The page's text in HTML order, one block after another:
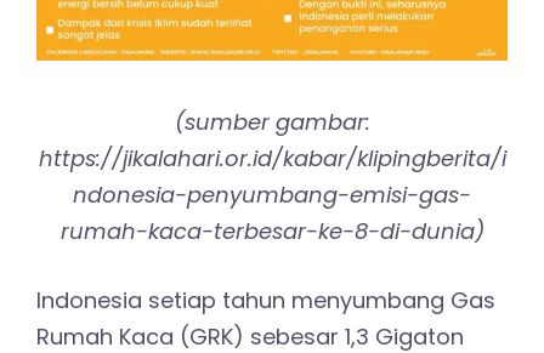
(sumber gambar:
https://jikalahari.or.id/kabar/klipingberita/i
ndonesia-penyumbang-emisi-gas-
rumah-kaca-terbesar-ke-8-di-dunia)
Indonesia setiap tahun menyumbang Gas
Rumah Kaca (GRK) sebesar 1,3 Gigaton